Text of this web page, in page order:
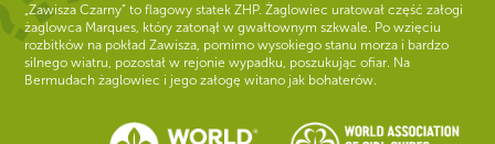
„Zawisza Czarny” to flagowy statek ZHP. Żaglowiec uratował część załogi
żaglowca Marques, który zatonął w gwałtownym szkwale. Po wzięciu
rozbitków na pokład Zawisza, pomimo wysokiego stanu morza i bardzo
silnego wiatru, pozostał w rejonie wypadku, poszukując ofiar. Na
Bermudach żaglowiec i jego załogę witano jak bohaterów.